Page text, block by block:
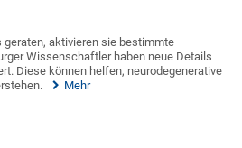
geraten, aktivieren sie bestimmte
Wissenschaftler haben neue Details
Diese können helfen, neurodegenerative
Mehr